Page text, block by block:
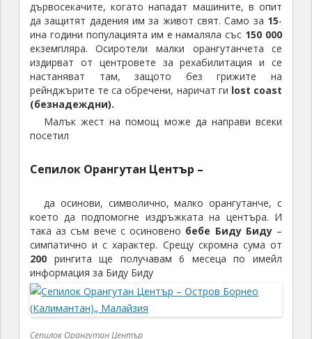
дървосекачите, когато нападат машините, в опит
да защитят дадения им за живот свят. Само за 15-
ина години популацията им е намаляла със 150 000
екземпляра. Осиротели малки орангутанчета се
издирват от центровете за рехабилитация и се
настаняват там, защото без грижите на
рейнджърите те са обречени, наричат ги lost coast
(безнадеждни).
Малък жест на помощ може да направи всеки
посетил
Сепилок Орангутан Център –
да осинови, символичнo, малко орангутанче, с
което да подпомогне издръжката на центъра. И
така аз съм вече с осиновено бебе Биду Биду–
симпатично и с характер. Срещу скромна сума от
200рингита ще получавам 6 месеца по имейл
информация за Биду Биду
Сепилок Орангутан Център